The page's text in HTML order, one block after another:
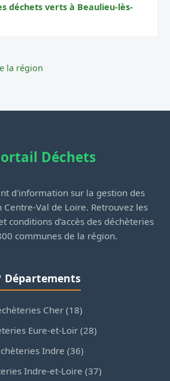
déchets verts à Beaulieu-lès-
la région
Déchets
d'information sur la gestion des
Centre-Val de Loire. Retrouvez les
conditions d'accès des déchèteries
communes de la région.
Départements
Cher (18)
Eure-et-Loir (28)
Indre (36)
Indre-et-Loire (37)